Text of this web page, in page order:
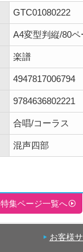
GTC01080222
A4変型判縦/80ペ
楽譜
4947817006794
9784636802221
合唱/コーラス
混声四部
特集ページ一覧へ
お客様